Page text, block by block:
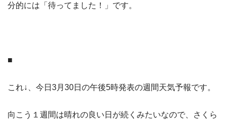
分的には「待ってました！」です。
■
これ↓、今日3月30日の午後5時発表の週間天気予報です。
向こう１週間は晴れの良い日が続くみたいなので、さくら